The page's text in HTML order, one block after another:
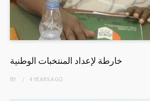
خارطة لإعداد المنتخبات الوطنية
BY 4 YEARSAGO